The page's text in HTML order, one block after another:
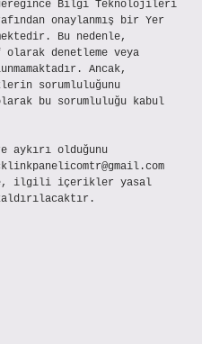
Bilgi Teknolojileri
onaylanmış bir Yer
Bu nedenle,
denetleme veya
Ancak,
sorumluluğunu
bu sorumluluğu kabul
aykırı olduğunu
ilgili içerikler yasal